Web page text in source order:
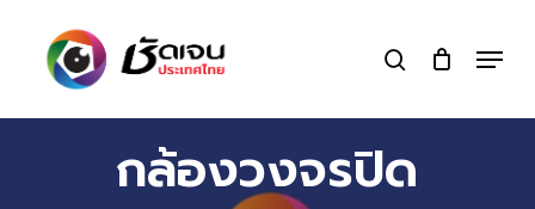
search Menu
กล้องวงจรปิด
Close